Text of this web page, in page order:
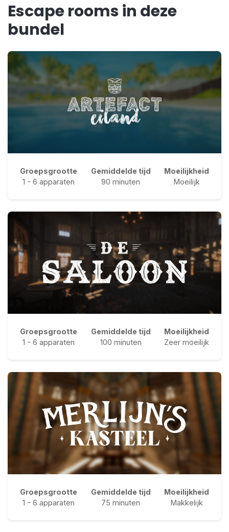
Escape rooms
Escape rooms in deze
bundel
Groepsgrootte
1 - 6 apparaten
Gemiddelde tijd
90 minuten
Moeilijkheid
Moeilijk
Groepsgrootte
1 - 6 apparaten
Gemiddelde tijd
100 minuten
Moeilijkheid
Zeer moeilijk
Groepsgrootte
1 - 6 apparaten
Gemiddelde tijd
75 minuten
Moeilijkheid
Makkelijk